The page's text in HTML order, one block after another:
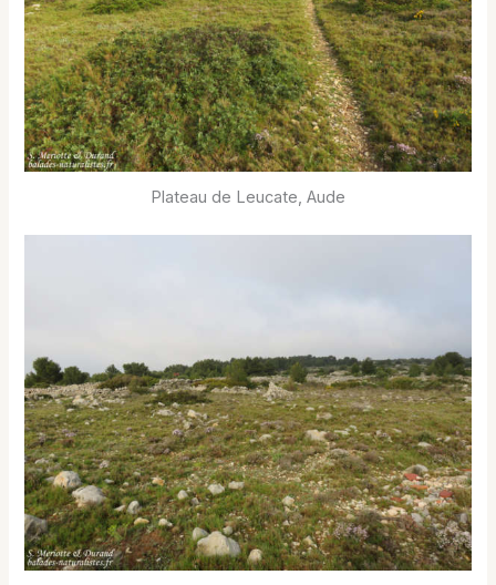
Plateau de Leucate, Aude